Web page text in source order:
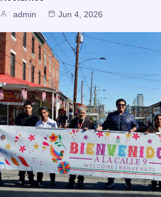
admin Jun 4, 2026